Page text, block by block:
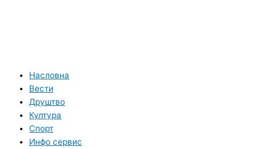
Насловна
Вести
Друштво
Култура
Спорт
Инфо сервис